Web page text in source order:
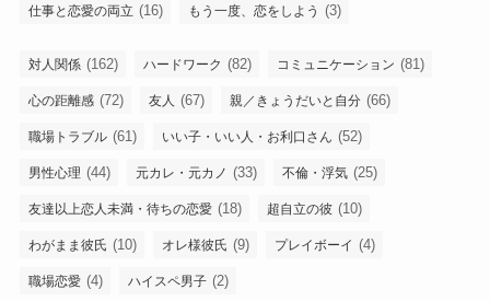
仕事と恋愛の両立 (16) もう一度、恋をしよう (3)
対人関係 (162) ハードワーク (82) コミュニケーション (81)
心の距離感 (72) 友人 (67) 親／きょうだいと自分 (66)
職場トラブル (61) いい子・いい人・お利口さん (52)
男性心理 (44) 元カレ・元カノ (33) 不倫・浮気 (25)
友達以上恋人未満・待ちの恋愛 (18) 超自立の彼 (10)
わがまま彼氏 (10) オレ様彼氏 (9) プレイボーイ (4)
職場恋愛 (4) ハイスペ男子 (2)